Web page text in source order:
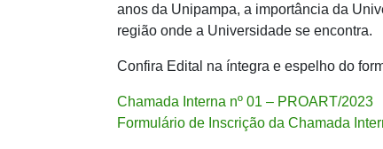
anos da Unipampa, a importância da
região onde a Universidade se encontra.
Confira Edital na íntegra e espelho do
Chamada Interna nº 01 – PROART/2023
Formulário de Inscrição da Chamada